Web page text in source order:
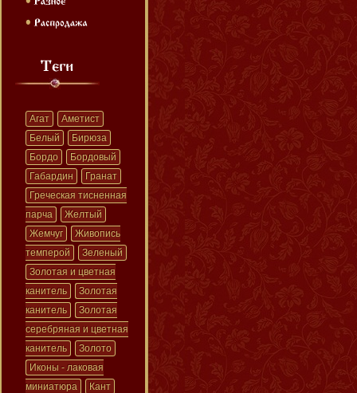
Агат
Аметист
Белый
Бирюза
Бордо
Бордовый
Габардин
Гранат
Греческая тисненная
парча
Желтый
Жемчуг
Живопись
темперой
Зеленый
Золотая и цветная
канитель
Золотая
канитель
Золотая
серебряная и цветная
канитель
Золото
Иконы - лаковая
миниатюра
Кант